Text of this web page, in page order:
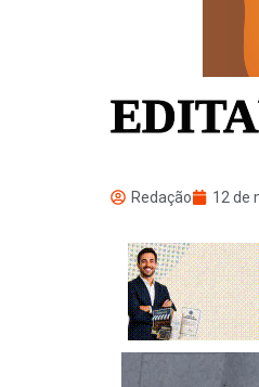
Redação 12 de